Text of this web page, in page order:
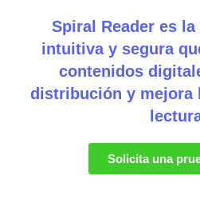
Spiral Reader es
intuitiva y segura
contenidos
distribución y mejora
Solicita una